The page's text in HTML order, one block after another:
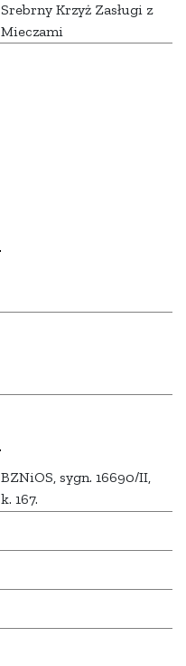
Srebrny Krzyż Zasługi z
Mieczami
BZNiOS, sygn. 16690/II,
k. 167.